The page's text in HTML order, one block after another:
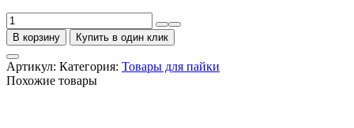
Количество
товара
Канифоль
сосновая,
20гр
В корзину Купить в один клик
Артикул: Категория: Товары для пайки
Похожие товары